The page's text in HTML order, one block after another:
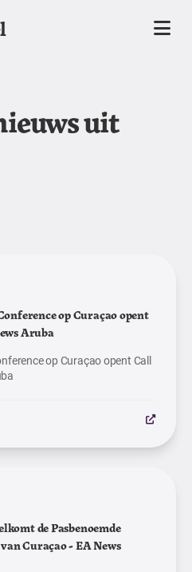
uit
op Curaçao opent
Aruba
op Curaçao opent Call
de Pasbenoemde
Curaçao - EA News